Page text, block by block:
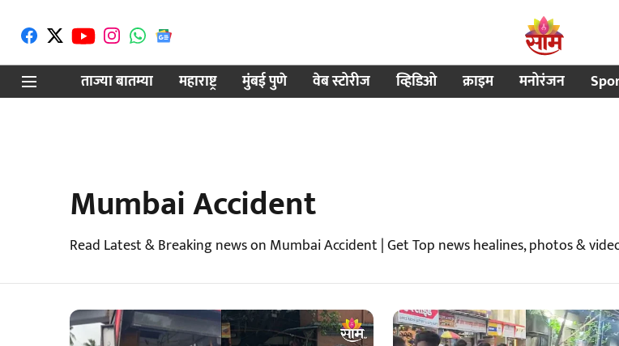
ताज्या बातम्या
महाराष्ट्र मुंबई पुणे वेब स्टोरीज व्हिडिओ क्राइम मनोरंजन
Mumbai Accident
Read Latest & Breaking news on Mumbai Accident | Get Top news healines, photos &